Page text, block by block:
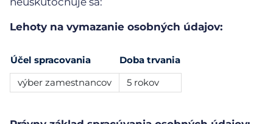
Lehoty na vymazanie osobných údajov:
Účel spracovania
Doba trvania
výber zamestnancov
5 rokov